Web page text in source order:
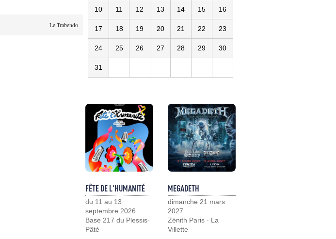
Le Trabendo
10 11 12 13 14 15 16
17 18 19 20 21 22 23
24 25 26 27 28 29 30
31
FÊTE DE L'HUMANITÉ
du 11 au 13
septembre 2026
Base 217 du Plessis-
Pâté
MEGADETH
dimanche 21 mars
2027
Zénith Paris - La
Villette